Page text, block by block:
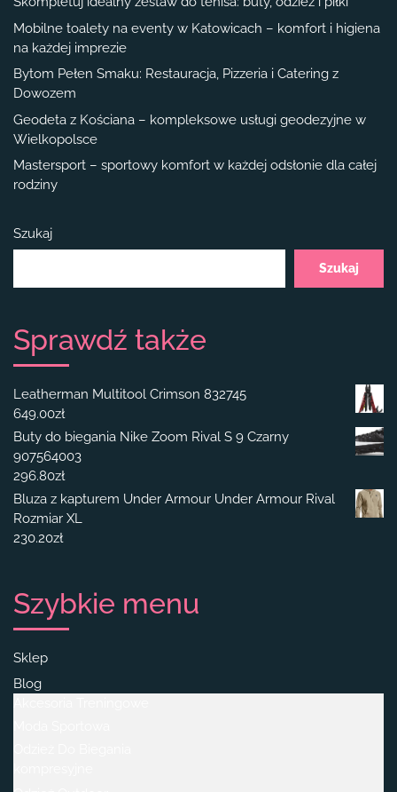
Mobilne toalety na eventy w Katowicach – komfort i higiena
na każdej imprezie
Bytom Pełen Smaku: Restauracja, Pizzeria i Catering z
Dowozem
Geodeta z Kościana – kompleksowe usługi geodezyjne w
Wielkopolsce
Mastersport – sportowy komfort w każdej odsłonie dla całej
rodziny
Szukaj
Szukaj
Sprawdź także
Leatherman Multitool Crimson 832745
649.00zł
Buty do biegania Nike Zoom Rival S 9 Czarny
907564003
296.80zł
Bluza z kapturem Under Armour Under Armour Rival
Rozmiar XL
230.20zł
Szybkie menu
Sklep
Blog